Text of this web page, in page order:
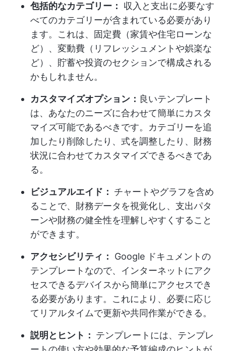
包括的なカテゴリー：
収入と支出に必要なす
べてのカテゴリーが含まれている必要があり
ます。これは、固定費（家賃や住宅ローンな
ど）、変動費（リフレッシュメントや娯楽な
ど）、貯蓄や投資のセクションで構成される
かもしれません。
カスタマイズオプション： 良いテンプレート
は、あなたのニーズに合わせて簡単にカスタ
マイズ可能であるべきです。カテゴリーを追
加したり削除したり、式を調整したり、財務
状況に合わせてカスタマイズできるべきであ
る。
ビジュアルエイド： チャートやグラフを含め
ることで、財務データを視覚化し、支出パタ
ーンや財務の健全性を理解しやすくすること
ができます。
アクセシビリティ：
Google ドキュメントの
テンプレートなので、インターネットにアク
セスできるデバイスから簡単にアクセスでき
る必要があります。これにより、必要に応じ
てリアルタイムで更新や共同作業ができる。
説明とヒント： テンプレートには、テンプレ